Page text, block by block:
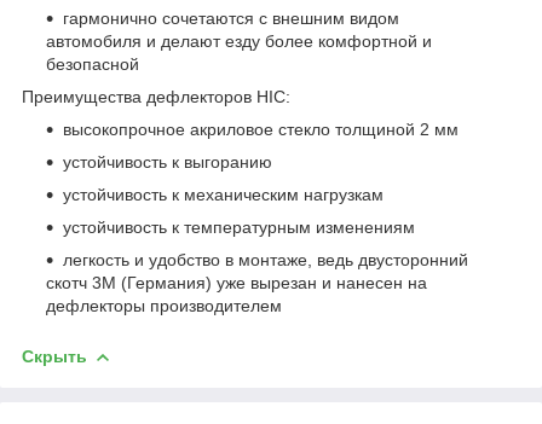
гармонично сочетаются с внешним видом
автомобиля и делают езду более комфортной и
безопасной
Преимущества дефлекторов HIC:
высокопрочное акриловое стекло толщиной 2 мм
устойчивость к выгоранию
устойчивость к механическим нагрузкам
устойчивость к температурным изменениям
легкость и удобство в монтаже, ведь двусторонний
скотч 3М (Германия) уже вырезан и нанесен на
дефлекторы производителем
Скрыть